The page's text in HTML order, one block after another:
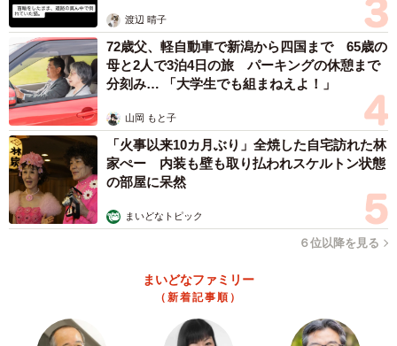
渡辺 晴子
72歳父、軽自動車で新潟から四国まで 65歳の
母と2人で3泊4日の旅 パーキングの休憩まで
分刻み… 「大学生でも組まねえよ！」
山岡 もと子
「火事以来10カ月ぶり」全焼した自宅訪れた林
家ぺー 内装も壁も取り払われスケルトン状態
の部屋に呆然
まいどなトピック
６位以降を見る
まいどなファミリー
（新着記事順）